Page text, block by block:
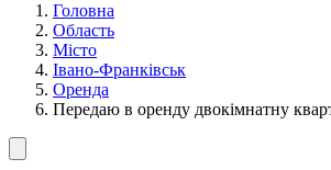
Головна
Область
Місто
Івано-Франківськ
Оренда
Передаю в оренду двокімнатну